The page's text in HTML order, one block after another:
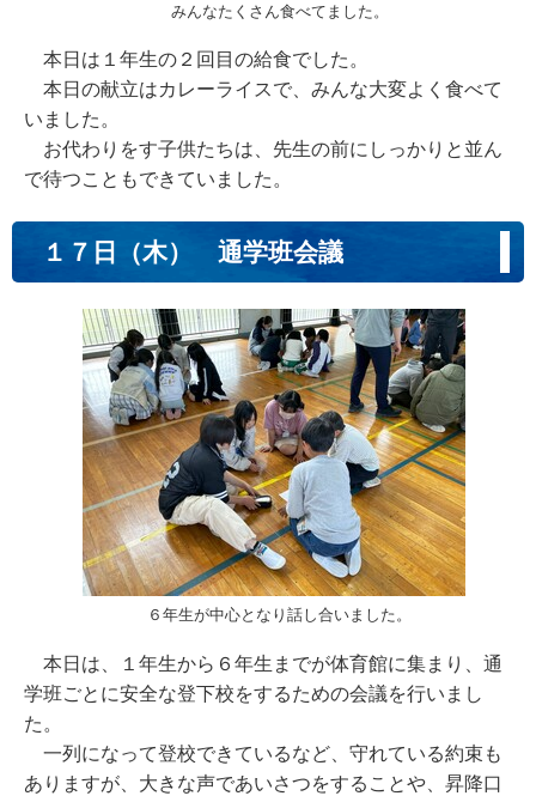
みんなたくさん食べてました。
本日は１年生の２回目の給食でした。
本日の献立はカレーライスで、みんな大変よく食べて
いました。
お代わりをす子供たちは、先生の前にしっかりと並ん
で待つこともできていました。
１７日（木） 通学班会議
６年生が中心となり話し合いました。
本日は、１年生から６年生までが体育館に集まり、通
学班ごとに安全な登下校をするための会議を行いまし
た。
一列になって登校できているなど、守れている約束も
ありますが、大きな声であいさつをすることや、昇降口